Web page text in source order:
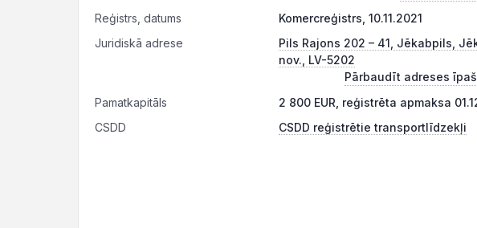
Reģistrs, datums
Komercreģistrs, 10.11.2021
Juridiskā adrese
Pils Rajons 202 – 41, Jēkabpils,
nov., LV-5202
Pārbaudīt adreses
Pamatkapitāls
2 800 EUR, reģistrēta apmaksa
CSDD
CSDD reģistrētie transportlīdzekļi